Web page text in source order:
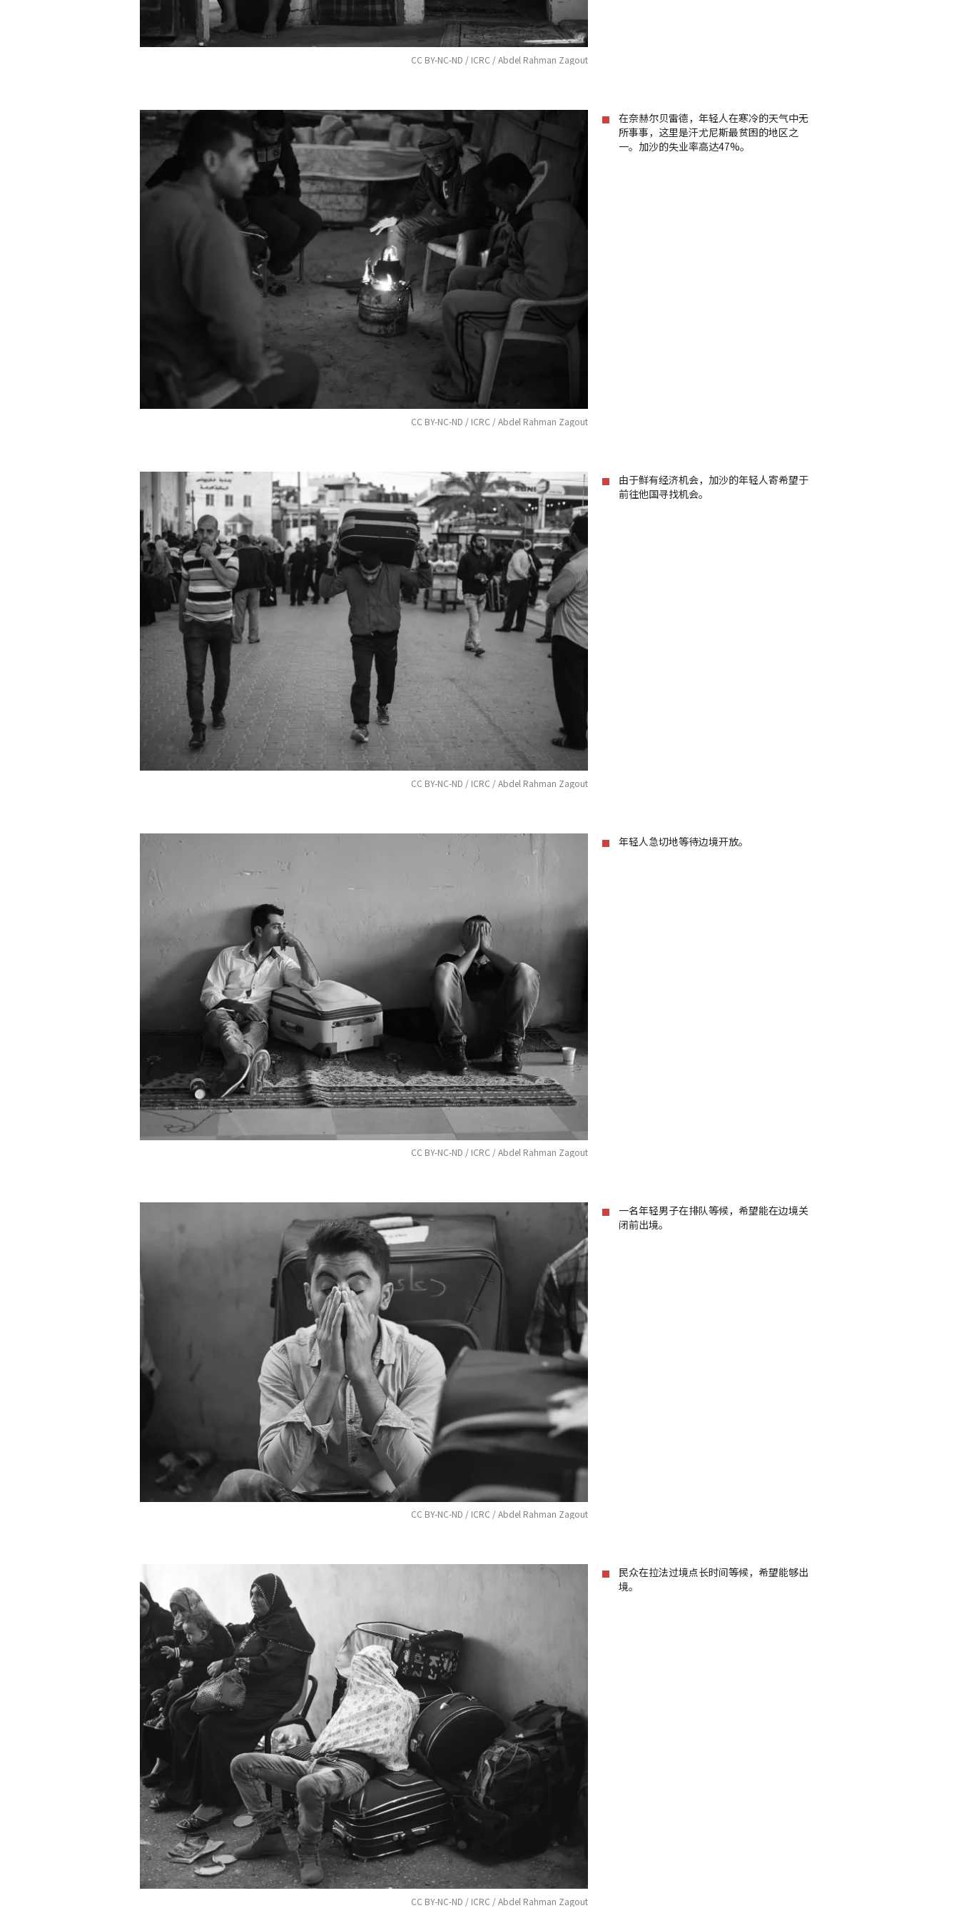
CC BY-NC-ND / ICRC / Abdel Rahman Zagout
CC BY-NC-ND / ICRC / Abdel Rahman Zagout
在奈赫尔贝雷德，年轻人在寒冷的天气中无
所事事，这里是汗尤尼斯最贫困的地区之
一。加沙的失业率高达47%。
CC BY-NC-ND / ICRC / Abdel Rahman Zagout
由于鲜有经济机会，加沙的年轻人寄希望于
前往他国寻找机会。
CC BY-NC-ND / ICRC / Abdel Rahman Zagout
年轻人急切地等待边境开放。
CC BY-NC-ND / ICRC / Abdel Rahman Zagout
一名年轻男子在排队等候，希望能在边境关
闭前出境。
CC BY-NC-ND / ICRC / Abdel Rahman Zagout
民众在拉法过境点长时间等候，希望能够出
境。